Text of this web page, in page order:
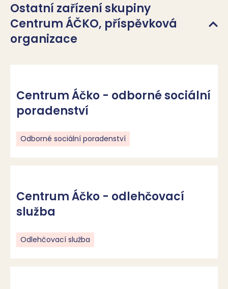
Ostatní zařízení skupiny
Centrum ÁČKO, příspěvková
organizace
Centrum Áčko - odborné sociální
poradenství
Odborné sociální poradenství
Centrum Áčko - odlehčovací
služba
Odlehčovací služba